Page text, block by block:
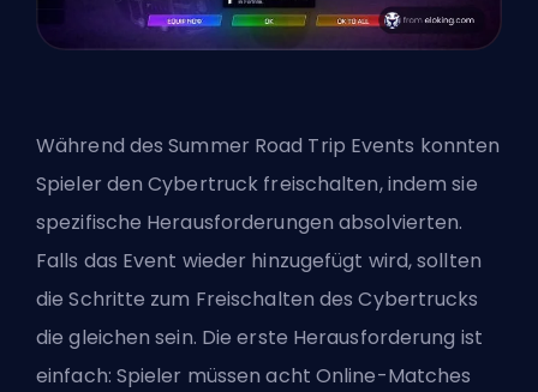
Während des Summer Road Trip Events konnten
Spieler den Cybertruck freischalten, indem sie
spezifische Herausforderungen absolvierten.
Falls das Event wieder hinzugefügt wird, sollten
die Schritte zum Freischalten des Cybertrucks
die gleichen sein. Die erste Herausforderung ist
einfach: Spieler müssen acht Online-Matches